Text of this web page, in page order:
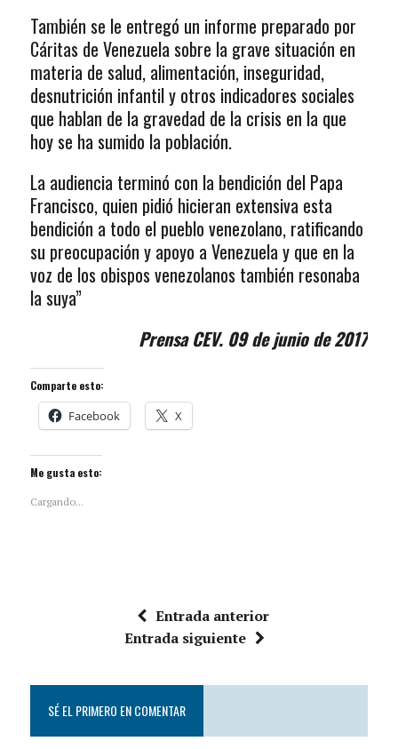
También se le entregó un informe preparado por
Cáritas de Venezuela sobre la grave situación en
materia de salud, alimentación, inseguridad,
desnutrición infantil y otros indicadores sociales
que hablan de la gravedad de la crisis en la que
hoy se ha sumido la población.
La audiencia terminó con la bendición del Papa
Francisco, quien pidió hicieran extensiva esta
bendición a todo el pueblo venezolano, ratificando
su preocupación y apoyo a Venezuela y que en la
voz de los obispos venezolanos también resonaba
la suya”
Prensa CEV. 09 de junio de 2017
Comparte esto:
Facebook X
Me gusta esto:
Cargando...
Entrada anterior
Entrada siguiente
SÉ EL PRIMERO EN COMENTAR